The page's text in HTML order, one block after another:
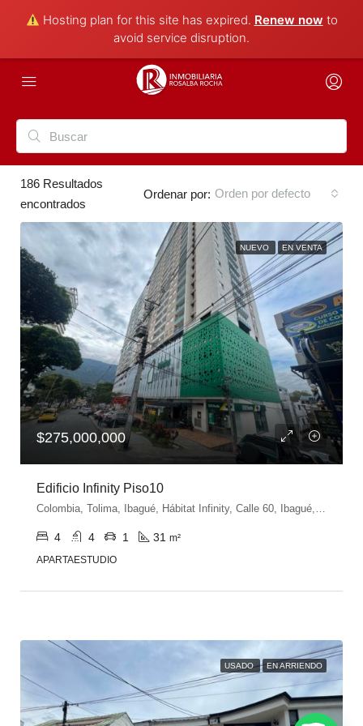
Hosting plan for this site has expired. Renew now to
avoid service disruption.
186 Resultados
encontrados
Ordenar por: Orden por defecto
NUEVO EN VENTA
$275,000,000
Edificio Infinity Piso10
4 4 1 31 m²
APARTAESTUDIO
USADO EN ARRIENDO